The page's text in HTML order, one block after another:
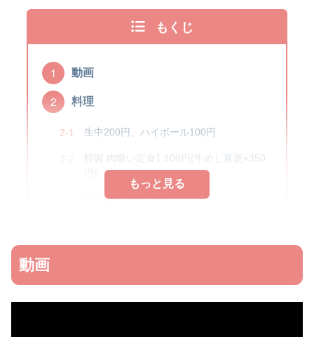
もくじ
動画
料理
生中200円、ハイボール100円
特製 肉吸い定食1,100円(牛めし変更+350
豚の角煮定食1,200円
感想
もっと見る
動画